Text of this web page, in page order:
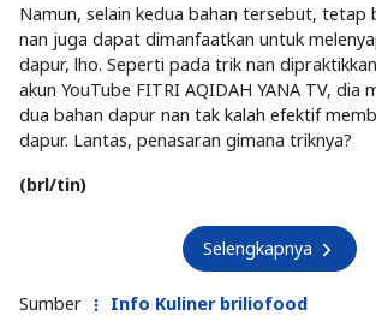
Namun, selain kedua bahan tersebut, tetap
nan juga dapat dimanfaatkan untuk
dapur, lho. Seperti pada trik nan
akun YouTube FITRI AQIDAH YANA TV, dia
dua bahan dapur nan tak kalah efektif
dapur. Lantas, penasaran gimana triknya?
(brl/tin)
Selengkapnya
Sumber Info Kuliner briliofood